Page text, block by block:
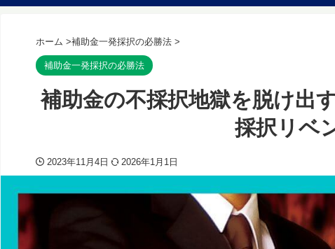
ホーム >補助金一発採択の必勝法 >
補助金一発採択の必勝法
補助金の不採択地獄を脱け出
採択リベ
2023年11月4日 2026年1月1日